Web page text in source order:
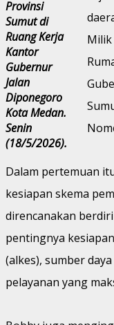
Provinsi
Sumut di
Ruang Kerja
Kantor
Gubernur
Jalan
Diponegoro
Kota Medan.
Senin
(18/5/2026).
Milik
Dalam pertemuan
kesiapan skema
direncanakan
pentingnya
(alkes), sumber
pelayanan yang